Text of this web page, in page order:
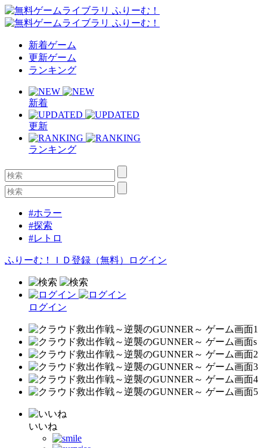
新着ゲーム
更新ゲーム
ランキング
新着
更新
ランキング
#ホラー
#探索
#レトロ
ふりーむ！ＩＤ登録（無料） ログイン
ログイン
いいね